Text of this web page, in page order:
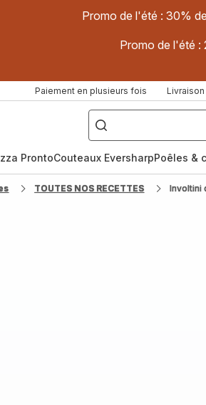
Promo de l'été : 30%
Promo de l'été :
Paiement en plusieurs fois
["Poêles
inox,
Cake
Factory,
ProntoCouteaux EversharpPoêles &
TOUTES NOS RECETTES Involtini